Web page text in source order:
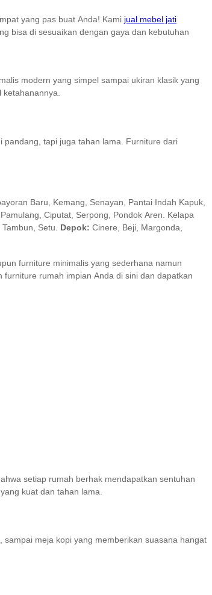
yang pas buat Anda! Kami jual mebel jati
bisa di sesuaikan dengan gaya dan kebutuhan
modern yang simpel sampai ukiran klasik yang
ketahanannya.
pandang, tapi juga tahan lama. Furniture dari
Baru, Kemang, Senayan, Pantai Indah Kapuk,
Ciputat, Serpong, Pondok Aren. Kelapa
Setu. Depok: Cinere, Beji, Margonda,
furniture minimalis yang sederhana namun
rumah impian Anda di sini dan dapatkan
setiap rumah berhak mendapatkan sentuhan
kuat dan tahan lama.
meja kopi yang memberikan suasana hangat